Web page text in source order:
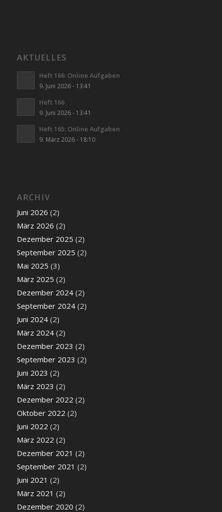
AKTUELLES
Heft 166: Online Aufgaben
9. Juni 2026 - 13:41
Heft 166
9. Juni 2026 - 13:41
Heft 165: Online Aufgaben
9. März 2026 - 18:10
ARCHIV
Juni 2026 (2)
März 2026 (2)
Dezember 2025 (2)
September 2025 (2)
Mai 2025 (3)
März 2025 (2)
Dezember 2024(2)
September 2024(2)
Juni 2024(2)
März 2024(2)
Dezember 2023 (2)
September 2023 (2)
Juni 2023 (2)
März 2023 (2)
Dezember 2022 (2)
Oktober 2022 (2)
Juni 2022 (2)
März 2022 (2)
Dezember 2021 (2)
September 2021 (2)
Juni 2021 (2)
März 2021 (2)
Dezember 2020 (2)